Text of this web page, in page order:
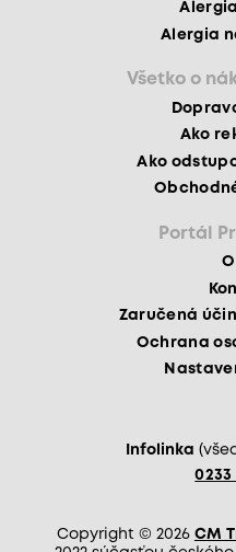
Alergia
Všetko o
Ako
Ako
Portál
Zaručená
Ochrana
Infolinka
0233
Copyright © 2026 CM